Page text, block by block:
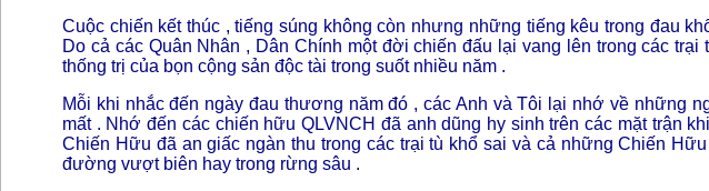
Cuộc chiến kết thúc , tiếng súng không còn nhưng những tiếng kêu trong đau
Do cả các Quân Nhân , Dân Chính một đời chiến đấu lại vang lên trong các
thống trị của bọn cộng sản độc tài trong suốt nhiều năm .
Mỗi khi nhắc đến ngày đau thương năm đó , các Anh và Tôi lại nhớ về những
mất . Nhớ đến các chiến hữu QLVNCH đã anh dũng hy sinh trên các mặt trận
Chiến Hữu đã an giấc ngàn thu trong các trại tù khổ sai và cả những Chiến
đường vượt biên hay trong rừng sâu .